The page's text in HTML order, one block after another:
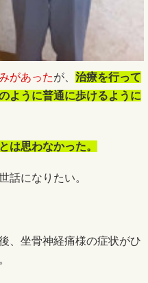
があったが、 治療を行って
ように普通に歩けるように
は思わなかった。
話になりたい。
、坐骨神経痛様の症状がひ